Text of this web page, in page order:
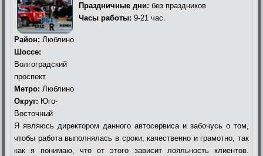
Праздничные дни: без праздников
Часы работы: 9-21 час.
Район: Люблино
Шоссе:
Волгоградский
проспект
Метро: Люблино
Округ: Юго-
Восточный
Я являюсь директором данного автосервиса и забочусь о том,
чтобы работа выполнялась в сроки, качественно и грамотно, так
как я понимаю, что от этого зависит лояльность клиентов.